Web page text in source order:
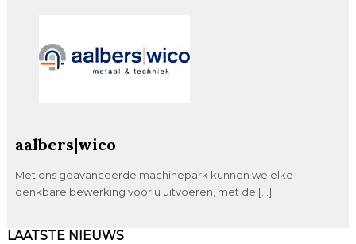
aalbers|wico
Met ons geavanceerde machinepark kunnen we elke
denkbare bewerking voor u uitvoeren, met de […]
LAATSTE NIEUWS